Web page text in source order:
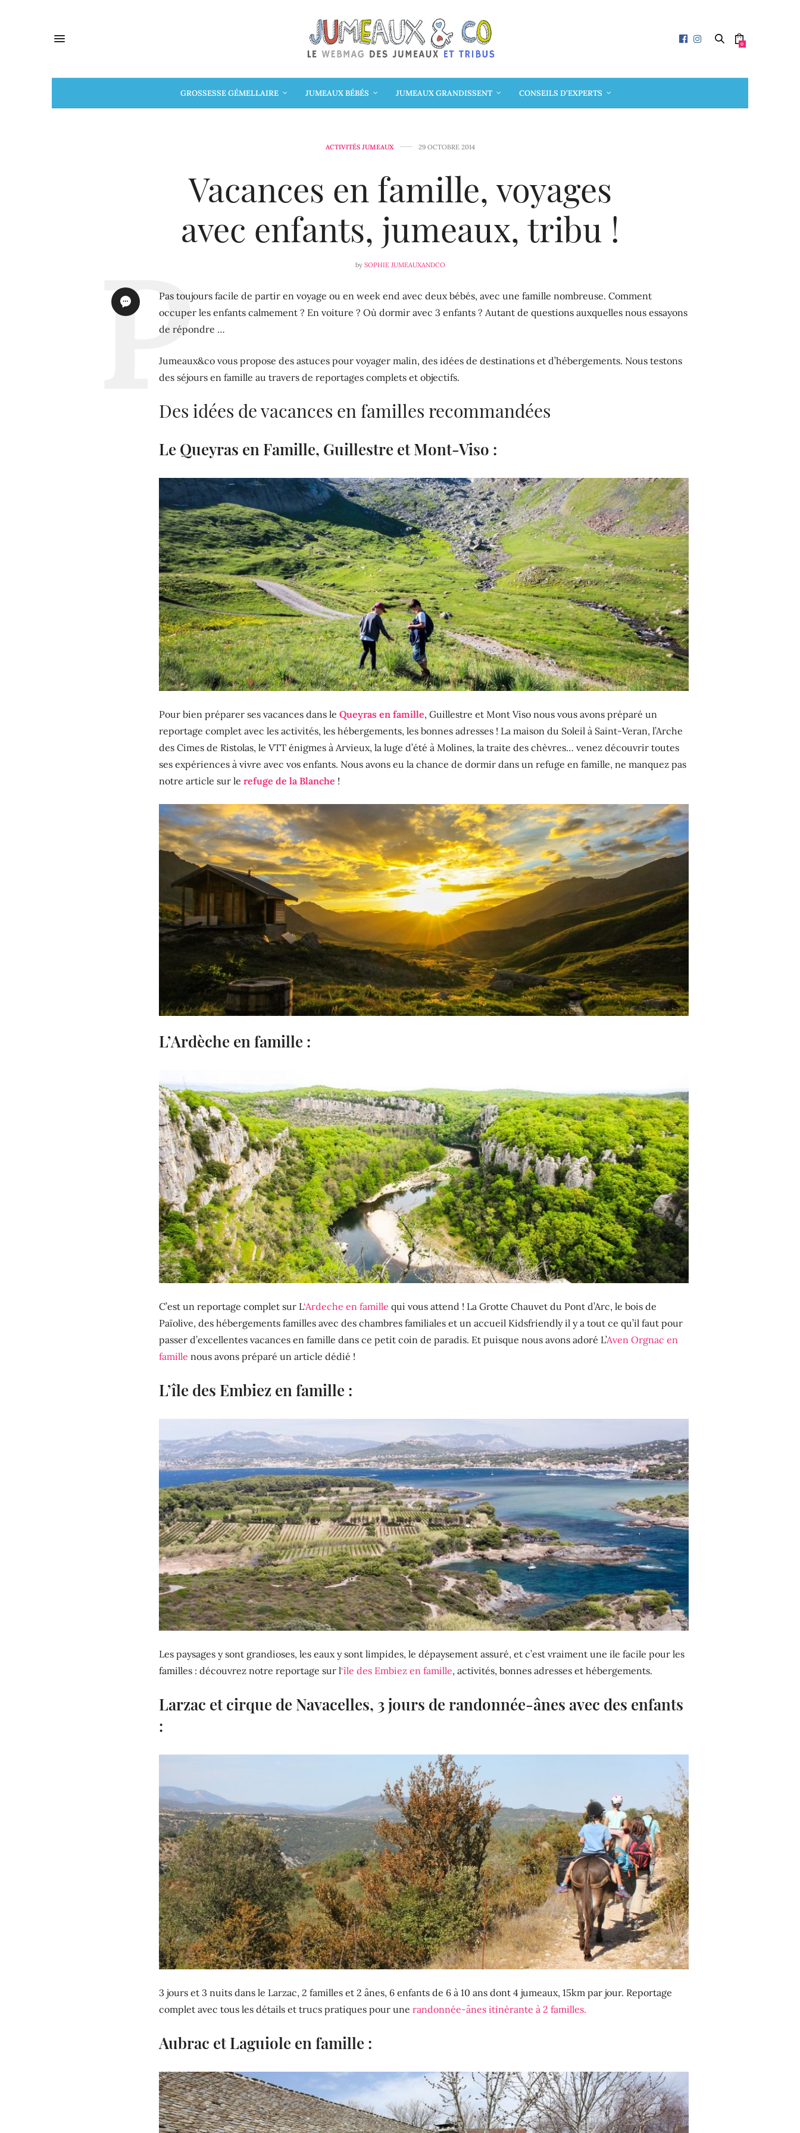
0
GROSSESSE GÉMELLAIRE JUMEAUX BÉBÉS JUMEAUX GRANDISSENT CONSEILS D’EXPERTS
ACTIVITÉS JUMEAUX 29 OCTOBRE 2014
Vacances en famille, voyages
avec enfants, jumeaux, tribu !
by SOPHIE JUMEAUXANDCO
Pas toujours facile de partir en voyage ou en week end avec deux bébés, avec une famille nombreuse. Comment
occuper les enfants calmement ? En voiture ? Où dormir avec 3 enfants ? Autant de questions auxquelles nous essayons
de répondre …
Jumeaux&co vous propose des astuces pour voyager malin, des idées de destinations et d’hébergements. Nous testons
des séjours en famille au travers de reportages complets et objectifs.
Des idées de vacances en familles recommandées
Le Queyras en Famille, Guillestre et Mont-Viso :
Pour bien préparer ses vacances dans le Queyras en famille, Guillestre et Mont Viso nous vous avons préparé un
reportage complet avec les activités, les hébergements, les bonnes adresses ! La maison du Soleil à Saint-Veran, l’Arche
des Cimes de Ristolas, le VTT énigmes à Arvieux, la luge d’été à Molines, la traite des chèvres… venez découvrir toutes
ses expériences à vivre avec vos enfants. Nous avons eu la chance de dormir dans un refuge en famille, ne manquez pas
notre article sur le refuge de la Blanche !
L’Ardèche en famille :
C’est un reportage complet sur L‘Ardeche en famille qui vous attend ! La Grotte Chauvet du Pont d’Arc, le bois de
Païolive, des hébergements familles avec des chambres familiales et un accueil Kidsfriendly il y a tout ce qu’il faut pour
passer d’excellentes vacances en famille dans ce petit coin de paradis. Et puisque nous avons adoré L’Aven Orgnac en
famille nous avons préparé un article dédié !
L’île des Embiez en famille :
Les paysages y sont grandioses, les eaux y sont limpides, le dépaysement assuré, et c’est vraiment une ile facile pour les
familles : découvrez notre reportage sur l‘île des Embiez en famille, activités, bonnes adresses et hébergements.
Larzac et cirque de Navacelles, 3 jours de randonnée-ânes avec des enfants
:
3 jours et 3 nuits dans le Larzac, 2 familles et 2 ânes, 6 enfants de 6 à 10 ans dont 4 jumeaux, 15km par jour. Reportage
complet avec tous les détails et trucs pratiques pour une randonnée-ânes itinérante à 2 familles.
Aubrac et Laguiole en famille :